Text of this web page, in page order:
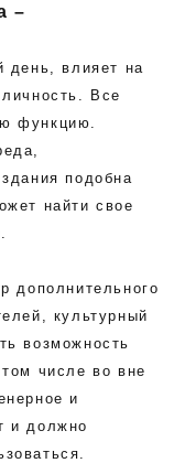
–
день, влияет на
Все
функцию.
подобна
найти свое
дополнительного
культурный
возможность
числе во вне
и
и должно